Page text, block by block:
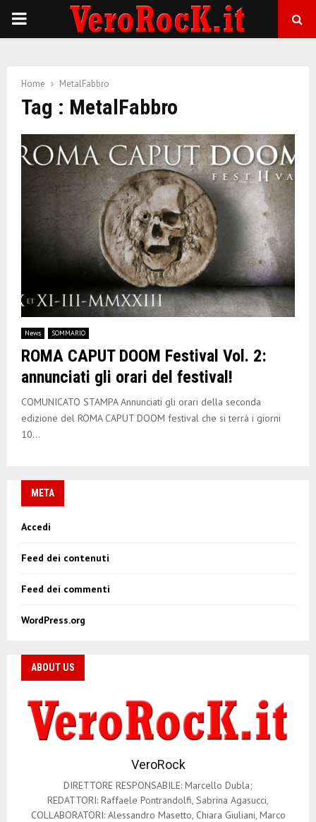
P
M
N
U
Home MetalFabbro
Tag : MetalFabbro
News SOMMARIO
ROMA CAPUT DOOM Festival Vol. 2:
annunciati gli orari del festival!
COMUNICATO STAMPA Annunciati gli orari della seconda
edizione del ROMA CAPUT DOOM festival che si terrà i giorni
10...
META
Accedi
Feed dei contenuti
Feed dei commenti
WordPress.org
ABOUT US
VeroRock
DIRETTORE RESPONSABILE: Marcello Dubla;
REDATTORI: Raffaele Pontrandolfi, Sabrina Agasucci,
COLLABORATORI: Alessandro Masetto, Chiara Giuliani, Marco